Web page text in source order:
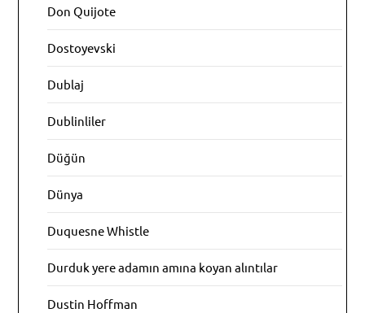
Don Quijote
Dostoyevski
Dublaj
Dublinliler
Düğün
Dünya
Duquesne Whistle
Durduk yere adamın amına koyan alıntılar
Dustin Hoffman